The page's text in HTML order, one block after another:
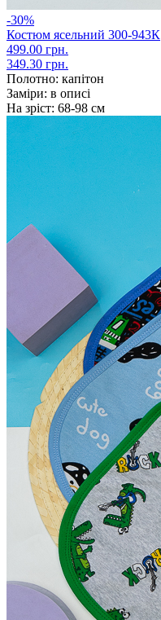
-30%
Костюм ясельний 300-943К
499.00 грн.
349.30 грн.
Полотно: капітон
Заміри: в описі
На зріст: 68-98 см